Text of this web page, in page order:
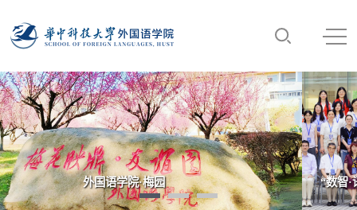
“数智·语言·未来：AI时代外语学科发展高端论坛”在我院成功举办